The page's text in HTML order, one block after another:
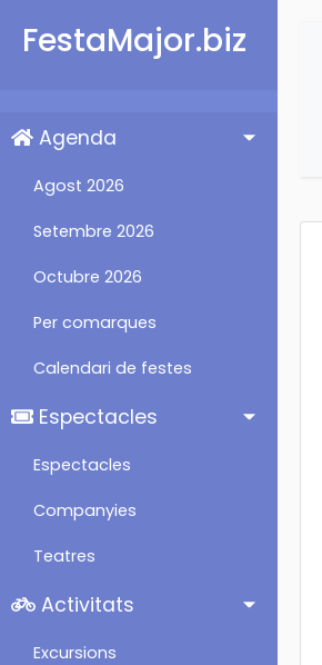
FestaMajor.biz
Agenda
Agost 2026
Setembre 2026
Octubre 2026
Per comarques
Calendari de festes
Espectacles
Espectacles
Companyies
Teatres
Activitats
Excursions